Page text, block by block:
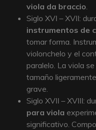
viola da braccio
Siglo XVI – XVII:
instrumentos de
tomar forma.
violonchelo y el
paralelo. La viola
tamaño
grave.
Siglo XVII – XVIII:
para viola
significativo.